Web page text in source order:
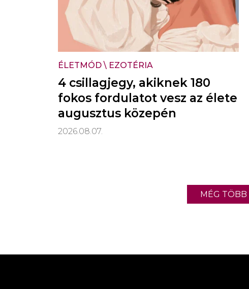
ÉLETMÓD\ EZOTÉRIA
4 csillagjegy, akiknek 180
fokos fordulatot vesz az élete
augusztus közepén
2026.08.07.
MÉG TÖBB